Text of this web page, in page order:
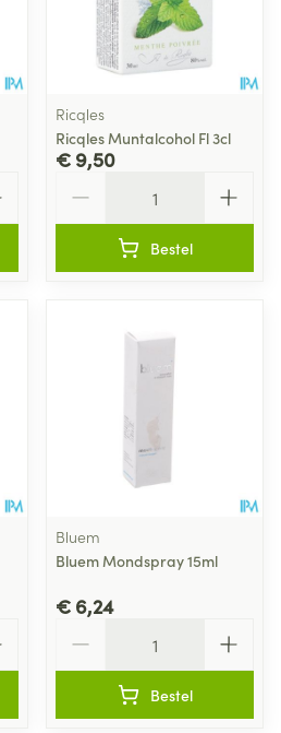
Ricqles
Ricqles Muntalcohol Fl 3cl
€ 9,50
Bestel
Bluem
Bluem Mondspray 15ml
€ 6,24
Bestel